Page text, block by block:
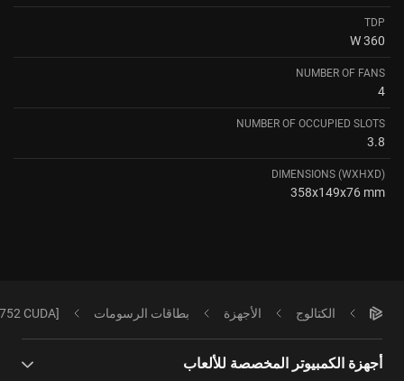
TDP
360 W
NUMBER OF FANS
4
NUMBER OF OCCUPIED SLOTS
3.8
DIMENSIONS (WXHXD)
358x149x76 mm
الكتالوج الأجهزة بطاقات الرسومات CUDA]
أجهزة الكمبيوتر المخصصة للألعاب